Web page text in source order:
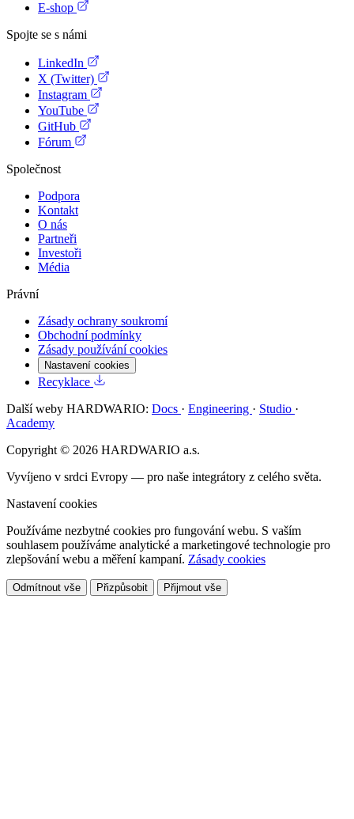
E-shop
Spojte se s námi
LinkedIn
X (Twitter)
Instagram
YouTube
GitHub
Fórum
Společnost
Podpora
Kontakt
O nás
Partneři
Investoři
Média
Právní
Zásady ochrany soukromí
Obchodní podmínky
Zásady používání cookies
Nastavení cookies
Recyklace
Další weby HARDWARIO: Docs · Engineering · Studio ·
Academy
Copyright © 2026 HARDWARIO a.s.
Vyvíjeno v srdci Evropy — pro naše integrátory z celého světa.
Nastavení cookies
Používáme nezbytné cookies pro fungování webu. S vaším
souhlasem používáme analytické a marketingové technologie pro
zlepšování webu a měření kampaní. Zásady cookies
Odmítnout vše Přizpůsobit Přijmout vše